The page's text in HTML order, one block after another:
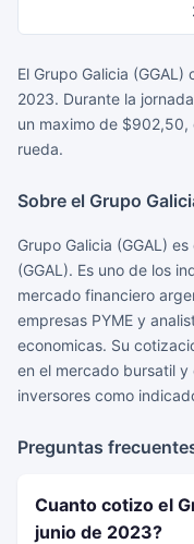
El Grupo Galicia
2023. Durante la
un maximo de
rueda.
Sobre el Grupo
Grupo Galicia (GGAL)
(GGAL). Es uno de los
mercado financiero
empresas PYME y
economicas. Su
en el mercado bursatil
inversores como
Preguntas
Cuanto cotizo el
junio de 2023?